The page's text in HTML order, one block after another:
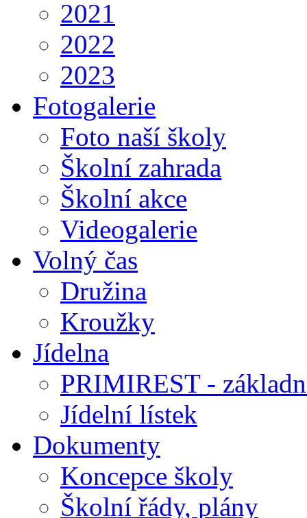
2021
2022
2023
Fotogalerie
Foto naší školy
Školní zahrada
Školní akce
Videogalerie
Volný čas
Družina
Kroužky
Jídelna
PRIMIREST -
Jídelní lístek
Dokumenty
Koncepce školy
Školní řády, plány